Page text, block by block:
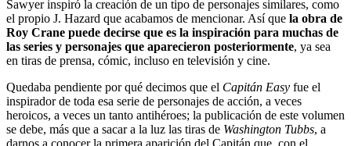
Sawyer inspiró la creación de un tipo de personajes similares, como
el propio J. Hazard que acabamos de mencionar. Así que la obra de
Roy Crane puede decirse que es la inspiración para muchas de
las series y personajes que aparecieron posteriormente, ya sea
en tiras de prensa, cómic, incluso en televisión y cine.
Quedaba pendiente por qué decimos que el Capitán Easy fue el
inspirador de toda esa serie de personajes de acción, a veces
heroicos, a veces un tanto antihéroes; la publicación de este volumen
se debe, más que a sacar a la luz las tiras de Washington Tubbs, a
darnos a conocer la primera aparición del Capitán que, con el